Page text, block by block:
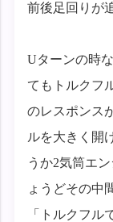
前後足回りが
Uターンの時
てもトルクフ
のレスポンス
ルを大きく開
うか2気筒エ
ょうどその中
「トルクフ